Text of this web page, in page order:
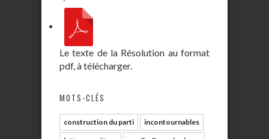
Le texte de la Résolution au format
pdf, à télécharger.
MOTS-CLÉS
construction du parti incontournables